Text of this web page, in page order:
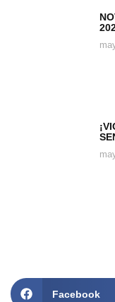
Facebook